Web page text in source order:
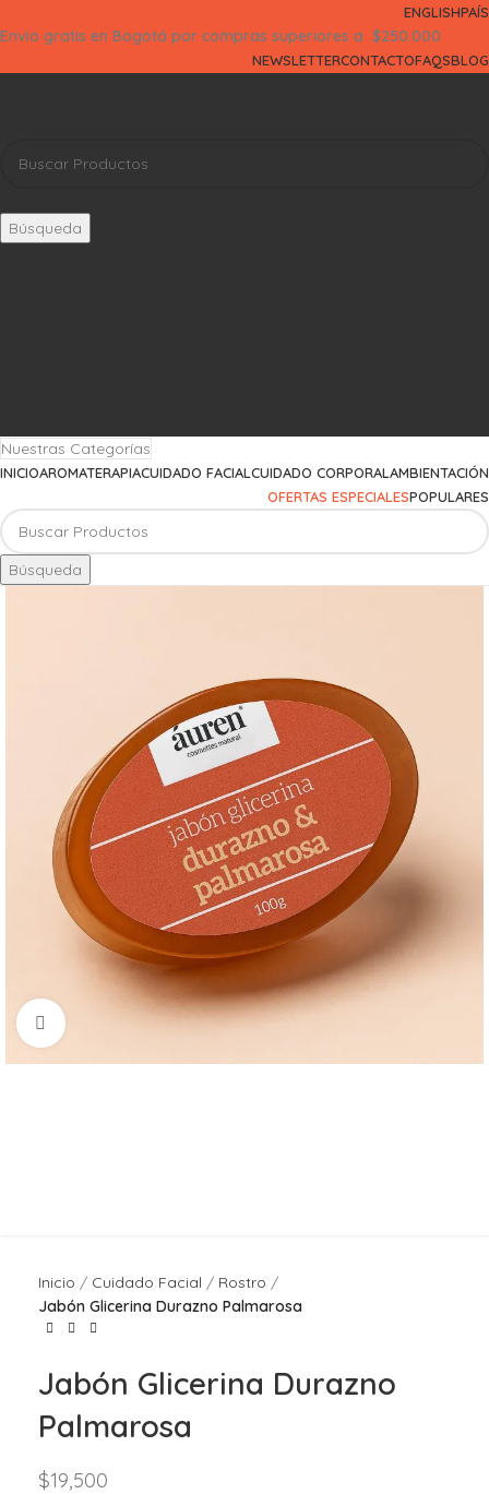
ENGLISHPAÍS
Envio gratis en Bogotá por compras superiores a $250.000
NEWSLETTERCONTACTOFAQSBLOG
Búsqueda
Nuestras Categorías
INICIOAROMATERAPIACUIDADO FACIALCUIDADO CORPORALAMBIENTACIÓN
OFERTAS ESPECIALESPOPULARES
Búsqueda
Click to enlarge
Inicio Cuidado Facial
Rostro
Jabón Glicerina Durazno Palmarosa
Jabón Glicerina Durazno
Palmarosa
$19,500